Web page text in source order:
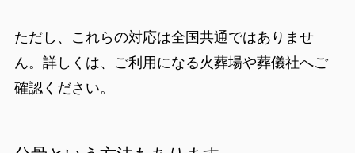
ただし、これらの対応は全国共通ではありませ
ん。詳しくは、ご利用になる火葬場や葬儀社へご
確認ください。